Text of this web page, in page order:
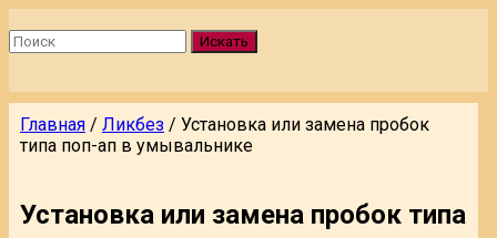
Искать
Главная / Ликбез / Установка или замена пробок
типа поп-ап в умывальнике
Установка или замена пробок типа